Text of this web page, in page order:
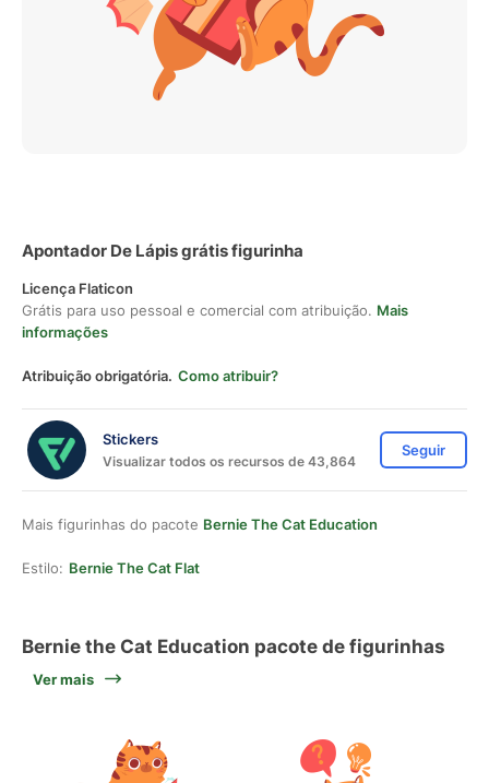
Apontador De Lápis grátis figurinha
Licença Flaticon
Grátis para uso pessoal e comercial com atribuição. Mais
informações
Atribuição obrigatória. Como atribuir?
Stickers
Visualizar todos os recursos de 43,864
Seguir
Mais figurinhas do pacote Bernie The Cat Education
Estilo: Bernie The Cat Flat
Bernie the Cat Education pacote de figurinhas
Ver mais